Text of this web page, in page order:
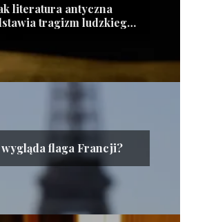
literatura antyczna
tragizm ludzkiego
wygląda flaga Francji?